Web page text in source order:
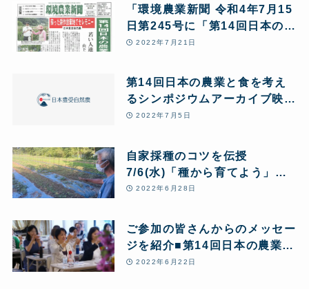
「環境農業新聞 令和4年7月15
日第245号に「第14回日本の農
業と食を考えるシンポジウム」
2022年7月21日
第14回日本の農業と食を考え
るシンポジウムアーカイブ映像
公開中
2022年7月5日
自家採種のコツを伝授
7/6(水)「種から育てよう」ご
紹介
2022年6月28日
ご参加の皆さんからのメッセー
ジを紹介■第14回日本の農業と
食を考えるシンポジウム
2022年6月22日